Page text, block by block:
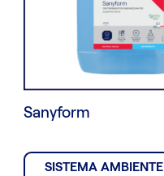
SISTEMA AMBIENTE
Sanyform